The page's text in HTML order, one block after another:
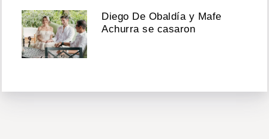
Diego De Obaldía y Mafe
Achurra se casaron